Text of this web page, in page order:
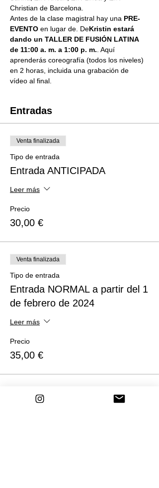
Christian de Barcelona.
Antes de la clase magistral hay una PRE-
EVENTO en lugar de. DeKristin estará
dando un TALLER DE FUSIÓN LATINA
de 11:00 a. m. a 1:00 p. m. . Aquí
aprenderás coreografía (todos los niveles)
en 2 horas, incluida una grabación de
vídeo al final.
Entradas
Venta finalizada
Tipo de entrada
Entrada ANTICIPADA
Leer más
Precio
30,00 €
Venta finalizada
Tipo de entrada
Entrada NORMAL a partir del 1
de febrero de 2024
Leer más
Precio
35,00 €